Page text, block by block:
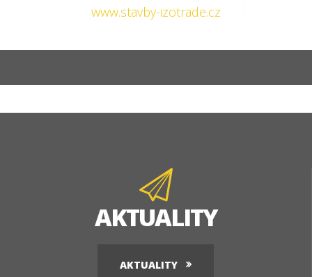
www.stavby-izotrade.cz
AKTUALITY
AKTUALITY